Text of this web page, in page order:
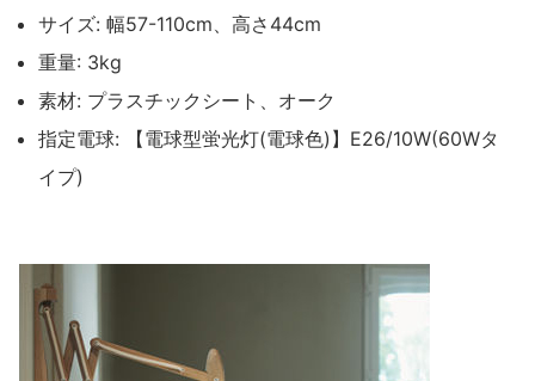
サイズ: 幅57-110cm、高さ44cm
重量: 3kg
素材: プラスチックシート、オーク
指定電球: 【電球型蛍光灯(電球色)】E26/10W(60Wタ
イプ)